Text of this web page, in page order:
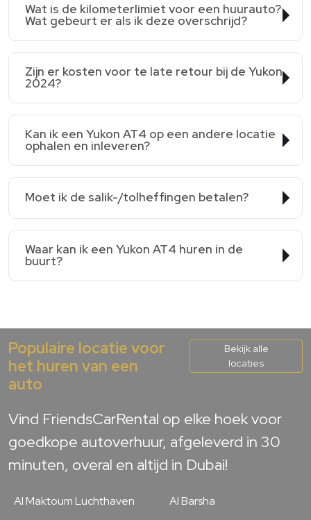
Wat is de kilometerlimiet voor een huurauto?
Wat gebeurt er als ik deze overschrijd?
Zijn er kosten voor te late retour bij de Yukon
2024?
Kan ik een Yukon AT4 op een andere locatie
ophalen en inleveren?
Moet ik de salik-/tolheffingen betalen?
Waar kan ik een Yukon AT4 huren in de
buurt?
Populaire locatie voor
het huren van een
auto
Bekijk alle
locaties
Vind FriendsCarRental op elke hoek voor
goedkope autoverhuur, afgeleverd in 30
minuten, overal en altijd in Dubai!
Al Maktoum Luchthaven
Al Barsha